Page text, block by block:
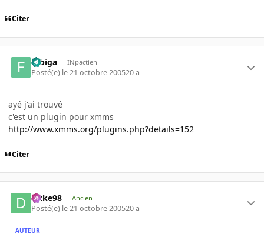
Citer
fubiga INpactien
Posté(e) le 21 octobre 200520 a
ayé j'ai trouvé
c'est un plugin pour xmms
http://www.xmms.org/plugins.php?details=152
Citer
Duke98 Ancien
Posté(e) le 21 octobre 200520 a
AUTEUR